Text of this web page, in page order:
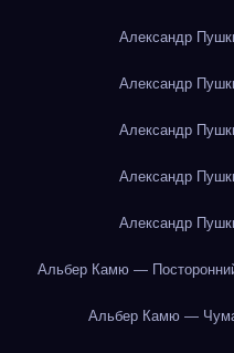
Александр
Александр
Александр
Александр
Александр
Альбер Камю —
Альбер Камю —